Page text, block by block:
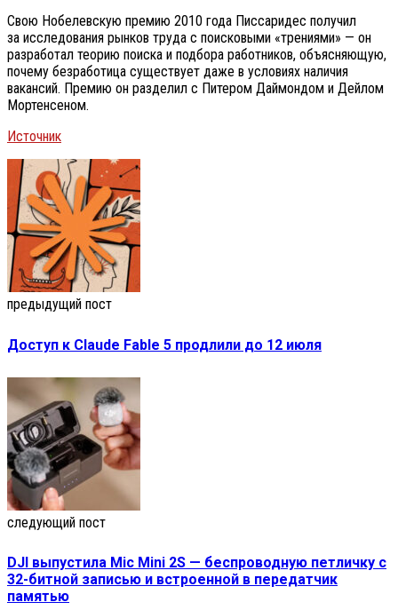
Свою Нобелевскую премию 2010 года Писсаридес получил
за исследования рынков труда с поисковыми «трениями» — он
разработал теорию поиска и подбора работников, объясняющую,
почему безработица существует даже в условиях наличия
вакансий. Премию он разделил с Питером Даймондом и Дейлом
Мортенсеном.
Источник
предыдущий пост
Доступ к Claude Fable 5 продлили до 12 июля
следующий пост
DJI выпустила Mic Mini 2S — беспроводную петличку с
32-битной записью и встроенной в передатчик
памятью